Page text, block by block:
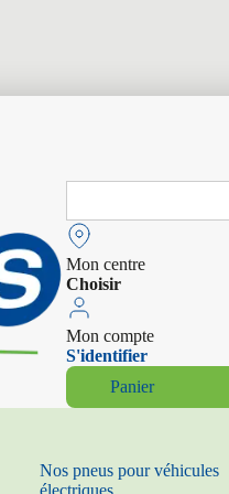
Search
Mon centre
Choisir
Mon compte
S'identifier
Panier
Nos pneus pour véhicules